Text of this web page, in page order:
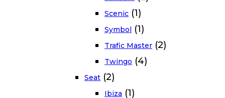
Scenic (1)
Symbol (1)
Trafic Master (2)
Twingo (4)
Seat (2)
Ibiza (1)